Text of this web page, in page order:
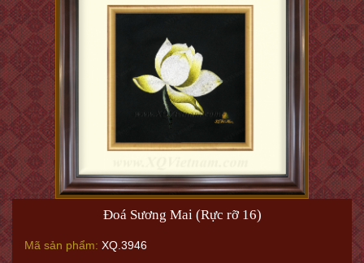
Đoá Sương Mai (Rực rỡ 16)
Mã sản phẩm: XQ.3946